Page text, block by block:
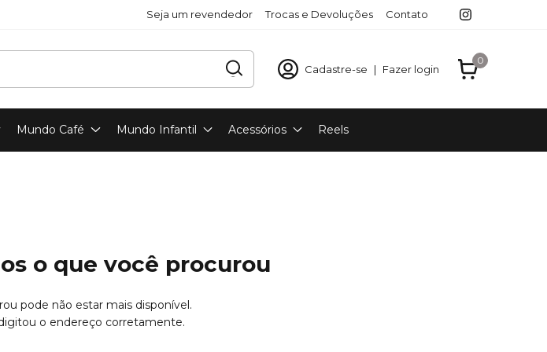
Seja um revendedor Trocas e Devoluções Contato
Cadastre-se | Fazer login
0
Mundo Café Mundo Infantil Acessórios Reels
o que você procurou
pode não estar mais disponível.
o endereço corretamente.